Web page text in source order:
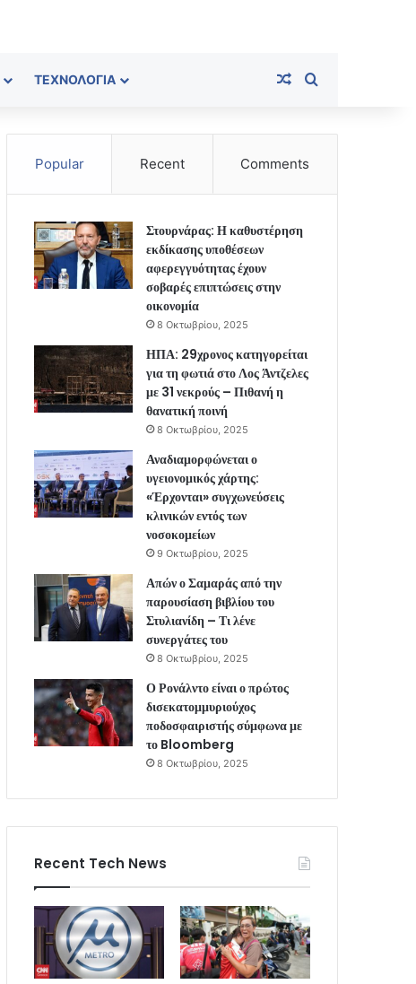
ΤΕΧΝΟΛΟΓΊΑ Random Article
Popular Recent Comments
Στουρνάρας: Η καθυστέρηση
εκδίκασης υποθέσεων
αφερεγγυότητας έχουν
σοβαρές επιπτώσεις στην
οικονομία
8 Οκτωβρίου, 2025
ΗΠΑ: 29χρονος κατηγορείται
για τη φωτιά στο Λος Άντζελες
με 31 νεκρούς – Πιθανή η
θανατική ποινή
8 Οκτωβρίου, 2025
Αναδιαμορφώνεται ο
υγειονομικός χάρτης:
«Έρχονται» συγχωνεύσεις
κλινικών εντός των
νοσοκομείων
9 Οκτωβρίου, 2025
Απών ο Σαμαράς από την
παρουσίαση βιβλίου του
Στυλιανίδη – Τι λένε
συνεργάτες του
8 Οκτωβρίου, 2025
Ο Ρονάλντο είναι ο πρώτος
δισεκατομμυριούχος
ποδοσφαιριστής σύμφωνα με
το Bloomberg
8 Οκτωβρίου, 2025
Recent Tech News